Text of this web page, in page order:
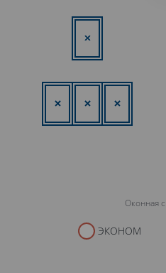
Оконная
ЭКОНОМ